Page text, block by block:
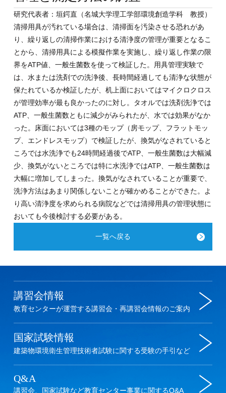
研究代表者：垣鍔直（名城大学理工学部環境創造学科 教授）
清掃用具が汚れている場合は、清掃面を汚染させる恐れがあ
り、繰り返しの清掃作業における清浄度の管理が重要となるこ
とから、清掃用具による模擬作業を実施し、繰り返し作業の限
界をATP値、一般生菌数を使って検証した。用具管理実験で
は、水または洗剤での洗浄後、長時間経過しても清浄な状態が
保たれているか検証したが、机上面においてはマイクロクロス
が管理効率が最も良かったのに対し。タオルでは洗剤洗浄では
ATP、一般生菌数ともに減少がみられたが、水では効果がなか
った。床面においては3種のモップ（房モップ、フラットモッ
プ、エンドレスモップ）で検証したが、換気がなされていると
ころでは水洗浄でも24時間経過後でATP、一般生菌数は大幅減
少、換気がないところでは特に水洗浄ではATP、一般生菌数は
大幅に増加してしまった。換気がなされていることが重要で、
洗浄方法はあまり関係しないことが確かめることができた。よ
り高い清浄度を求められる病院などでは清掃用具の管理状態に
おいても今後検討する必要がある。
一覧へ戻る